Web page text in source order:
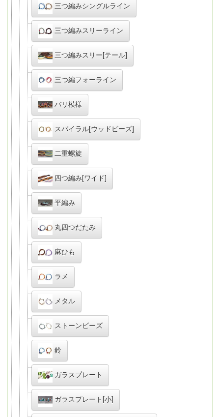
三つ編みシングルライン
三つ編みスリーライン
三つ編みスリー[テール]
三つ編フォーライン
バリ模様
スパイラル[ウッドビーズ]
二重螺旋
四つ編み[ワイド]
平編み
丸四つだたみ
麻ひも
ラメ
メタル
ストーンビーズ
鈴
ガラスプレート
ガラスプレート[小]